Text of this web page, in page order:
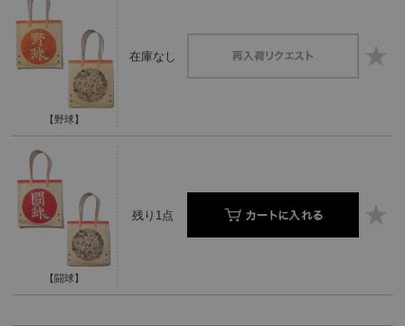
【野球】
在庫なし
【闘球】
残り1点